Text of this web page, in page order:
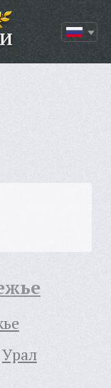
Урал